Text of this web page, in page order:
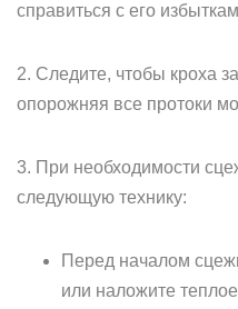
справиться с его
2. Следите, чтобы кроха
опорожняя все протоки
3. При необходимости
следующую технику:
Перед началом
или наложите